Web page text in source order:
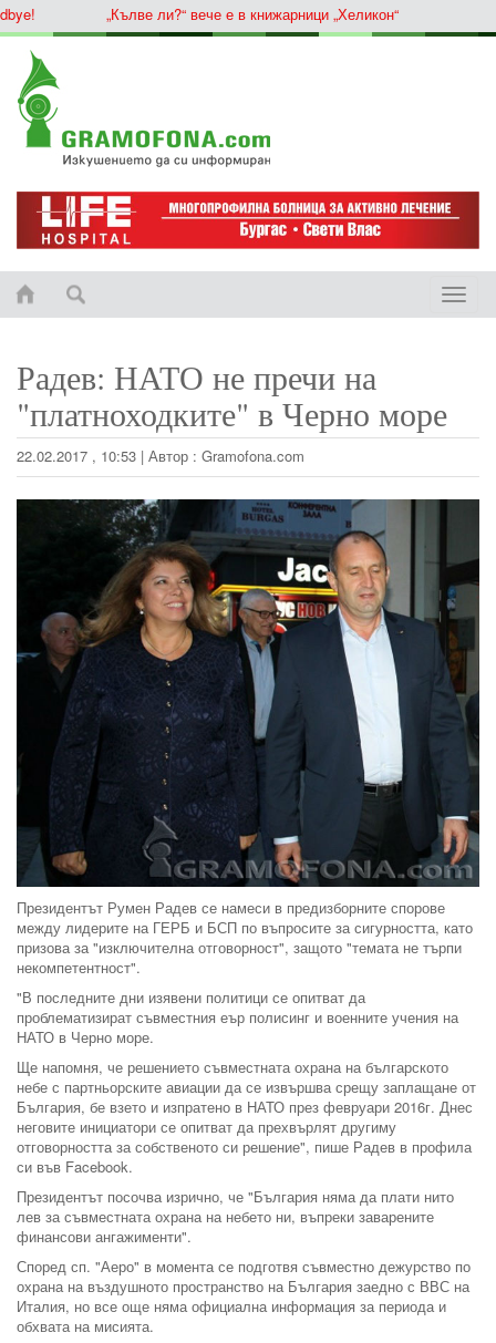
„Кълве ли?“ вече е в книжарници „Хеликон“
Toggle
Радев: НАТО не пречи на
"платноходките" в Черно море
22.02.2017 , 10:53 | Автор : Gramofona.com
Президентът Румен Радев се намеси в предизборните спорове
между лидерите на ГЕРБ и БСП по въпросите за сигурността, като
призова за "изключителна отговорност", защото "темата не търпи
некомпетентност".
"В последните дни изявени политици се опитват да
проблематизират съвместния еър полисинг и военните учения на
НАТО в Черно море.
Ще напомня, че решението съвместната охрана на българското
небе с партньорските авиации да се извършва срещу заплащане от
България, бе взето и изпратено в НАТО през февруари 2016г. Днес
неговите инициатори се опитват да прехвърлят другиму
отговорността за собственото си решение", пише Радев в профила
си във Facebook.
Президентът посочва изрично, че "България няма да плати нито
лев за съвместната охрана на небето ни, въпреки заварените
финансови ангажименти".
Според сп. "Аеро" в момента се подготвя съвместно дежурство по
охрана на въздушното пространство на България заедно с ВВС на
Италия, но все още няма официална информация за периода и
обхвата на мисията.